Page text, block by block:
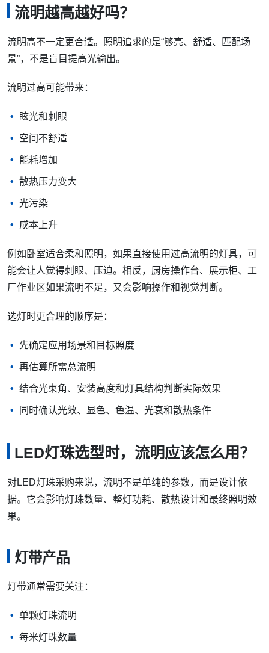
流明越高越好吗？
流明高不一定更合适。照明追求的是“够亮、舒适、匹配场
景”，不是盲目提高光输出。
流明过高可能带来：
眩光和刺眼
空间不舒适
能耗增加
散热压力变大
光污染
成本上升
例如卧室适合柔和照明，如果直接使用过高流明的灯具，可
能会让人觉得刺眼、压迫。相反，厨房操作台、展示柜、工
厂作业区如果流明不足，又会影响操作和视觉判断。
选灯时更合理的顺序是：
先确定应用场景和目标照度
再估算所需总流明
结合光束角、安装高度和灯具结构判断实际效果
同时确认光效、显色、色温、光衰和散热条件
LED灯珠选型时，流明应该怎么用？
对LED灯珠采购来说，流明不是单纯的参数，而是设计依
据。它会影响灯珠数量、整灯功耗、散热设计和最终照明效
果。
灯带产品
灯带通常需要关注：
单颗灯珠流明
每米灯珠数量